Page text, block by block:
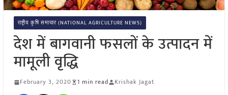
राष्ट्रीय कृषि समाचार (NATIONAL AGRICULTURE NEWS)
देश में बागवानी फसलों के उत्पादन में
मामूली वृद्धि
February 3, 2020 1 min read Krishak Jagat